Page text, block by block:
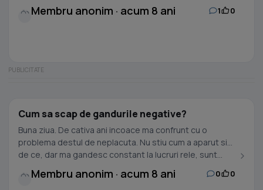
Membru anonim · acum 8 ani 1 0
Cum sa scap de gandurile negative?
Buna ziua. De cativa ani incoace ma confrunt cu o
problema destul de neplacuta. Nu stiu cum a aparut si
de ce, dar ma gandesc constant la lucruri rele, sunt...
Membru anonim · acum 8 ani 0 0